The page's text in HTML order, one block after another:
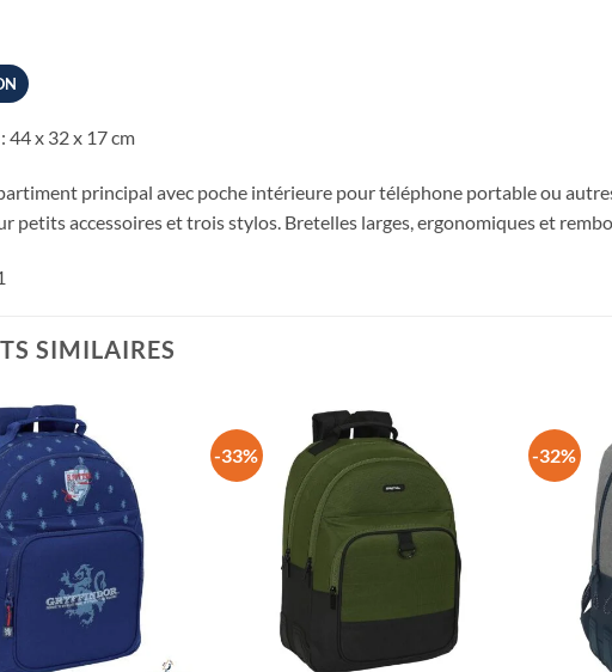
44 x 32 x 17 cm
principal avec poche intérieure pour téléphone portable ou
petits accessoires et trois stylos. Bretelles larges, ergonomiques et
SIMILAIRES
-33% -32%